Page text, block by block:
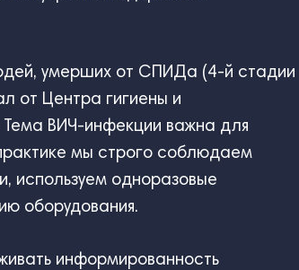
умерших от СПИДа (4-й стадии
от Центра гигиены и
ВИЧ-инфекции важна для
мы строго соблюдаем
используем одноразовые
оборудования.
информированность